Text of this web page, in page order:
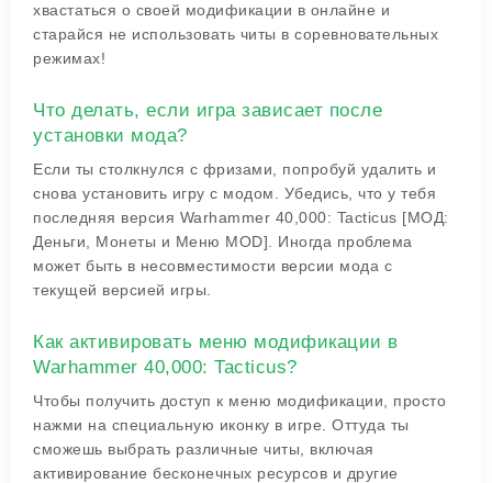
хвастаться о своей модификации в онлайне и
старайся не использовать читы в соревновательных
режимах!
Что делать, если игра зависает после
установки мода?
Если ты столкнулся с фризами, попробуй удалить и
снова установить игру с модом. Убедись, что у тебя
последняя версия Warhammer 40,000: Tacticus [МОД:
Деньги, Монеты и Меню MOD]. Иногда проблема
может быть в несовместимости версии мода с
текущей версией игры.
Как активировать меню модификации в
Warhammer 40,000: Tacticus?
Чтобы получить доступ к меню модификации, просто
нажми на специальную иконку в игре. Оттуда ты
сможешь выбрать различные читы, включая
активирование бесконечных ресурсов и другие